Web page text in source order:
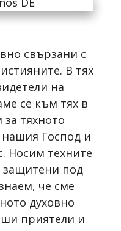
свързани с
В тях
на
се към тях в
тяхното
Господ и
Носим техните
защитени под
че сме
духовно
приятели и